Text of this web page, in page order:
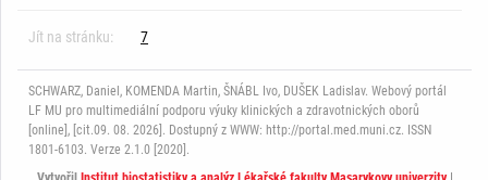
Jít na stránku: 7
SCHWARZ, Daniel, KOMENDA Martin, ŠNÁBL Ivo, DUŠEK Ladislav. Webový portál
LF MU pro multimediální podporu výuky klinických a zdravotnických oborů
[online], [cit.09. 08. 2026]. Dostupný z WWW: http://portal.med.muni.cz. ISSN
1801-6103. Verze 2.1.0 [2020].